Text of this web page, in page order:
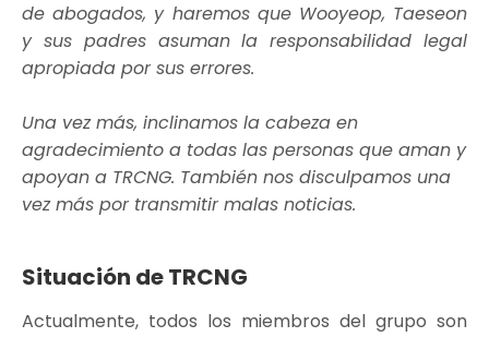
de abogados, y haremos que Wooyeop, Taeseon
y sus padres asuman la responsabilidad legal
apropiada por sus errores.
Una vez más, inclinamos la cabeza en
agradecimiento a todas las personas que aman y
apoyan a TRCNG. También nos disculpamos una
vez más por transmitir malas noticias.
Situación de TRCNG
Actualmente, todos los miembros del grupo son